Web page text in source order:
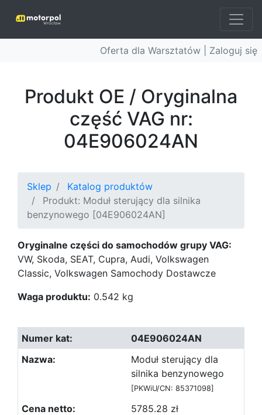
Oferta dla Warsztatów | Zaloguj się
Produkt OE / Oryginalna
część VAG nr:
04E906024AN
Sklep
Katalog produktów
Produkt: Moduł sterujący dla silnika
benzynowego [04E906024AN]
Oryginalne części do samochodów grupy VAG:
VW, Skoda, SEAT, Cupra, Audi, Volkswagen
Classic, Volkswagen Samochody Dostawcze
Waga produktu: 0.542 kg
04E906024AN
Moduł sterujący dla
silnika benzynowego
[PKWiU/CN: 85371098]
5785.28 zł